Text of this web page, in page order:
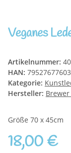
Veganes
Artikelnummer:
HAN:
Kategorie:
Hersteller:
Größe 70 x 45cm
18,00 €